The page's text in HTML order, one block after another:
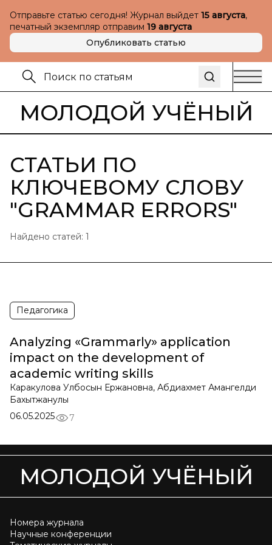
Отправьте статью сегодня! Журнал выйдет 15 августа,
печатный экземпляр отправим 19 августа
Опубликовать статью
МОЛОДОЙ УЧЁНЫЙ
СТАТЬИ ПО
КЛЮЧЕВОМУ СЛОВУ
"GRAMMAR ERRORS"
Найдено статей: 1
Педагогика
Analyzing «Grammarly» application
impact on the development of
academic writing skills
Каракулова Улбосын Ержановна, Абдиахмет Амангелди
Бахытжанулы
06.05.2025
7
МОЛОДОЙ УЧЁНЫЙ
Номера журнала
Научные конференции